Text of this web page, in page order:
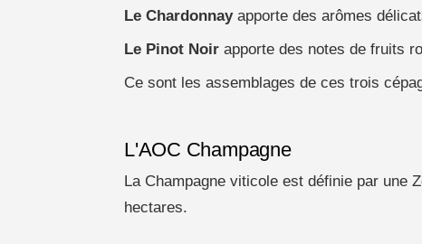
Le Chardonnay apporte des arômes
Le Pinot Noir apporte des notes de fruits
Ce sont les assemblages de ces trois
L'AOC Champagne
La Champagne viticole est définie par une
hectares.